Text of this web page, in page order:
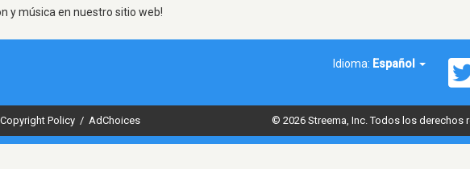
y música en nuestro sitio web!
Idioma: Español
Copyright Policy / AdChoices © 2026 Streema, Inc. Todos los derechos